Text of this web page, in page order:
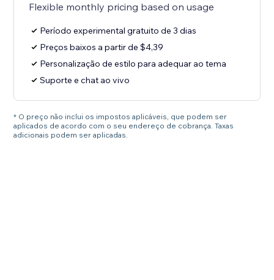
Flexible monthly pricing based on usage
Período experimental gratuito de 3 dias
Preços baixos a partir de $4,39
Personalização de estilo para adequar ao tema
Suporte e chat ao vivo
* O preço não inclui os impostos aplicáveis, que podem ser
aplicados de acordo com o seu endereço de cobrança. Taxas
adicionais podem ser aplicadas.